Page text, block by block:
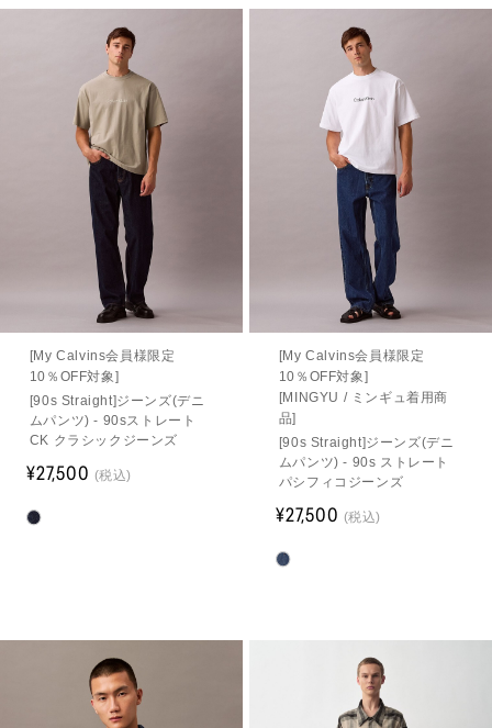
[My Calvins会員様限定
10％OFF対象]
[90s Straight]ジーンズ(デニ
ムパンツ) - 90sストレート
CK クラシックジーンズ
¥27,500 (税込)
[My Calvins会員様限定
10％OFF対象]
[MINGYU / ミンギュ着用商
品]
[90s Straight]ジーンズ(デニ
ムパンツ) - 90s ストレート
パシフィコジーンズ
¥27,500 (税込)